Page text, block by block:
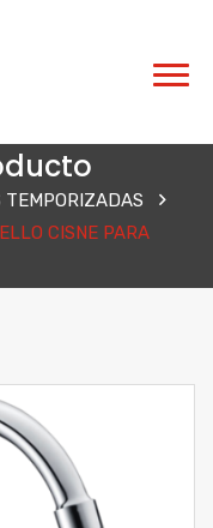
TEMPORIZADAS
CISNE PARA